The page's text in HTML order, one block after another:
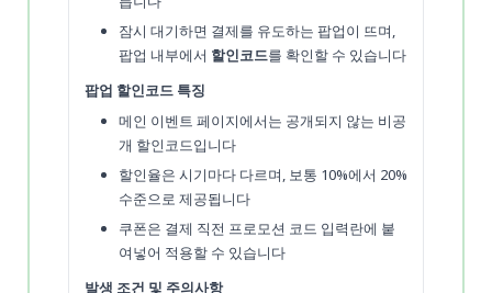
잠시 대기하면 결제를 유도하는 팝업이 뜨며,
팝업 내부에서 할인코드를 확인할 수 있습니다
팝업 할인코드 특징
메인 이벤트 페이지에서는 공개되지 않는 비공
개 할인코드입니다
할인율은 시기마다 다르며, 보통 10%에서 20%
수준으로 제공됩니다
쿠폰은 결제 직전 프로모션 코드 입력란에 붙
여넣어 적용할 수 있습니다
발생 조건 및 주의사항